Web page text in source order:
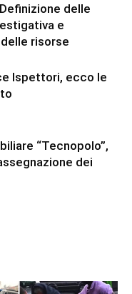
delle
e
risorse
Ispettori, ecco le
“Tecnopolo”,
dei